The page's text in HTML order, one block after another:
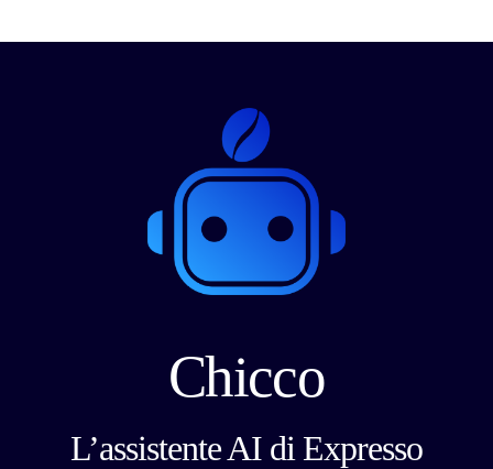
Chicco
L’assistente AI di Expresso